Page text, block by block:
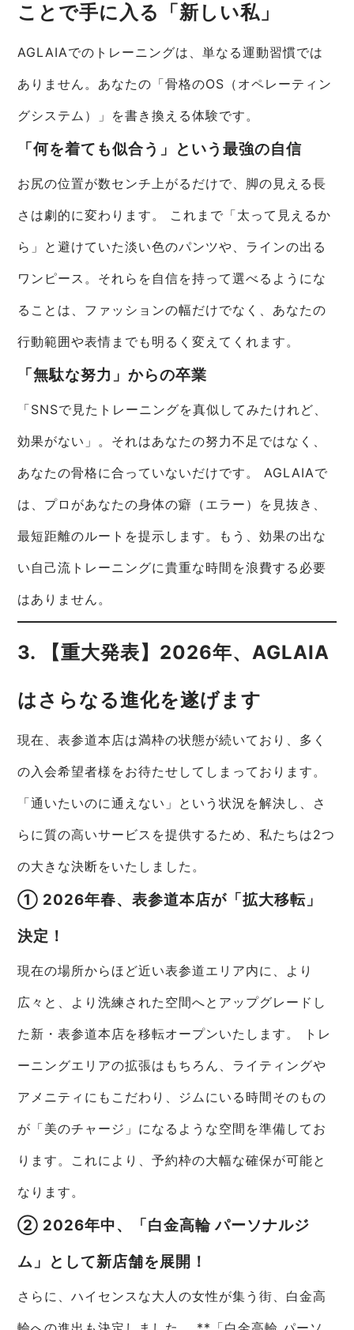
ことで手に入る「新しい私」
AGLAIAでのトレーニングは、単なる運動習慣では
ありません。あなたの「骨格のOS（オペレーティン
グシステム）」を書き換える体験です。
「何を着ても似合う」という最強の自信
お尻の位置が数センチ上がるだけで、脚の見える長
さは劇的に変わります。 これまで「太って見えるか
ら」と避けていた淡い色のパンツや、ラインの出る
ワンピース。それらを自信を持って選べるようにな
ることは、ファッションの幅だけでなく、あなたの
行動範囲や表情までも明るく変えてくれます。
「無駄な努力」からの卒業
「SNSで見たトレーニングを真似してみたけれど、
効果がない」。それはあなたの努力不足ではなく、
あなたの骨格に合っていないだけです。 AGLAIAで
は、プロがあなたの身体の癖（エラー）を見抜き、
最短距離のルートを提示します。もう、効果の出な
い自己流トレーニングに貴重な時間を浪費する必要
はありません。
3. 【重大発表】2026年、AGLAIA
はさらなる進化を遂げます
現在、表参道本店は満枠の状態が続いており、多く
の入会希望者様をお待たせしてしまっております。
「通いたいのに通えない」という状況を解決し、さ
らに質の高いサービスを提供するため、私たちは2つ
の大きな決断をいたしました。
① 2026年春、表参道本店が「拡大移転」
決定！
現在の場所からほど近い表参道エリア内に、より
広々と、より洗練された空間へとアップグレードし
た新・表参道本店を移転オープンいたします。 トレ
ーニングエリアの拡張はもちろん、ライティングや
アメニティにもこだわり、ジムにいる時間そのもの
が「美のチャージ」になるような空間を準備してお
ります。これにより、予約枠の大幅な確保が可能と
なります。
② 2026年中、「白金高輪 パーソナルジ
ム」として新店舗を展開！
さらに、ハイセンスな大人の女性が集う街、白金高